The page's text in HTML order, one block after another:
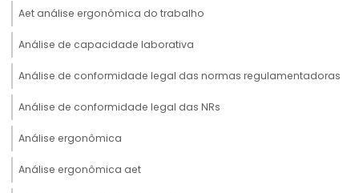
Aet análise ergonômica do trabalho
Análise de capacidade laborativa
Análise de conformidade legal das normas regulamentadoras
Análise de conformidade legal das NRs
Análise ergonômica
Análise ergonômica aet